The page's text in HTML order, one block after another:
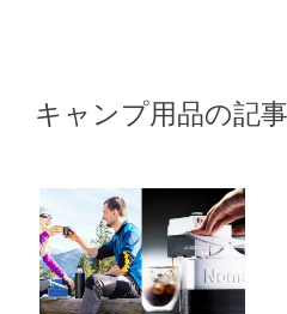
キャンプ用品の記